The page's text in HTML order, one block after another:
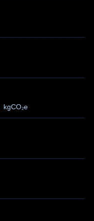
kgCO₂e